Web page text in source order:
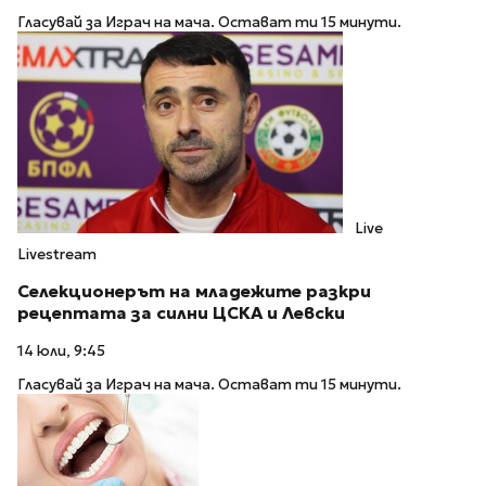
Гласувай за Играч на мача. Остават ти 15 минути.
Live
Livestream
Селекционерът на младежите разкри
рецептата за силни ЦСКА и Левски
14 юли, 9:45
Гласувай за Играч на мача. Остават ти 15 минути.